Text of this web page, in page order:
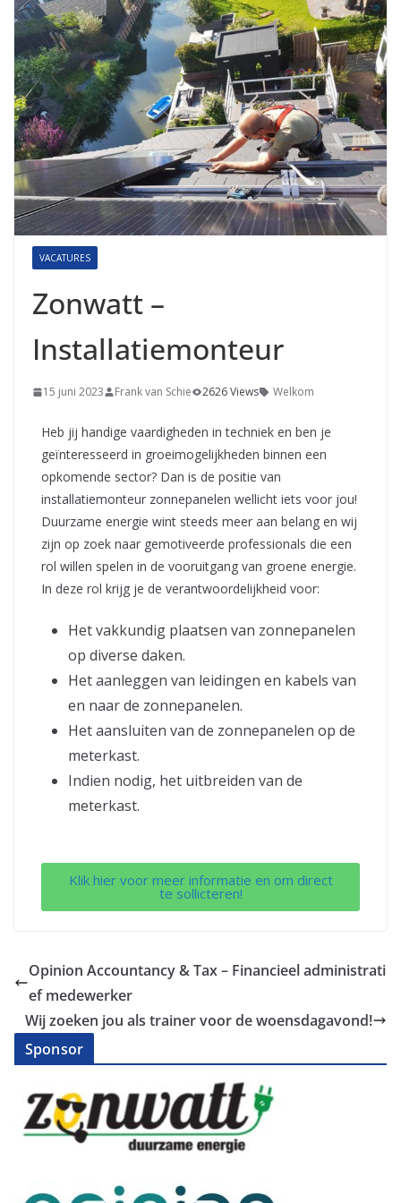
VACATURES
Zonwatt –
Installatiemonteur
15 juni 2023 Frank van Schie 2626 Views Welkom
Heb jij handige vaardigheden in techniek en ben je
geïnteresseerd in groeimogelijkheden binnen een
opkomende sector? Dan is de positie van
installatiemonteur zonnepanelen wellicht iets voor jou!
Duurzame energie wint steeds meer aan belang en wij
zijn op zoek naar gemotiveerde professionals die een
rol willen spelen in de vooruitgang van groene energie.
In deze rol krijg je de verantwoordelijkheid voor:
Het vakkundig plaatsen van zonnepanelen
op diverse daken.
Het aanleggen van leidingen en kabels van
en naar de zonnepanelen.
Het aansluiten van de zonnepanelen op de
meterkast.
Indien nodig, het uitbreiden van de
meterkast.
Klik hier voor meer informatie en om direct
te sollicteren!
Opinion Accountancy & Tax – Financieel administrati
ef medewerker
Wij zoeken jou als trainer voor de woensdagavond!
Sponsor